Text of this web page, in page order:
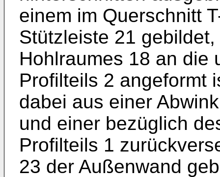
einem im Querschnitt
Stützleiste 21
Hohlraumes 18 an die
Profilteils 2 angeformt
dabei aus einer
und einer bezüglich
Profilteils 1
23 der Außenwand